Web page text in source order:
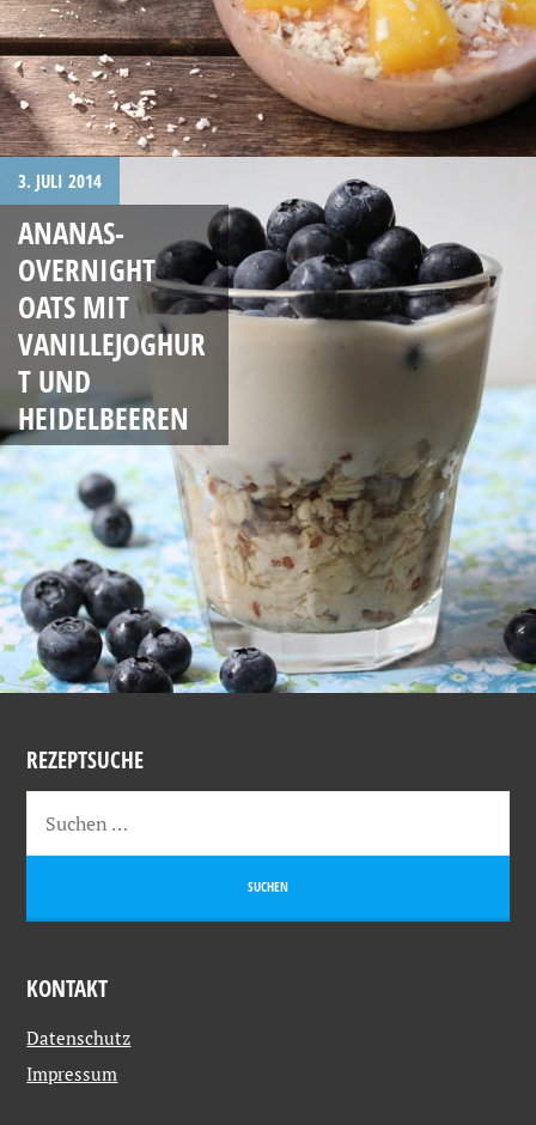
3. JULI 2014
ANANAS-
OVERNIGHT
OATS MIT
VANILLEJOGHUR
T UND
HEIDELBEEREN
REZEPTSUCHE
KONTAKT
Datenschutz
Impressum